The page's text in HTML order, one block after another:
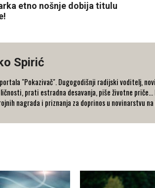
etno nošnje dobija titulu
Spirić
"Pokazivač". Dugogodišnji radijski voditelj,
prati estradna desavanja, piše životne
nagrada i priznanja za doprinos u novinarstvu